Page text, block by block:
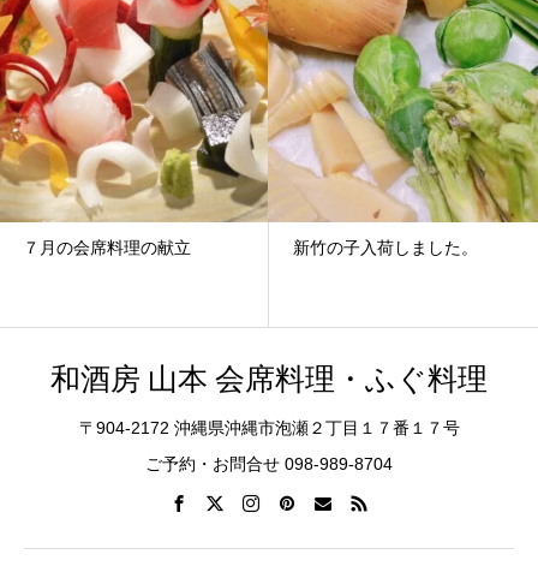
７月の会席料理の献立 新竹の子入荷しました。
和酒房 山本 会席料理・ふぐ料理
〒904-2172 沖縄県沖縄市泡瀬２丁目１７番１７号
ご予約・お問合せ 098-989-8704